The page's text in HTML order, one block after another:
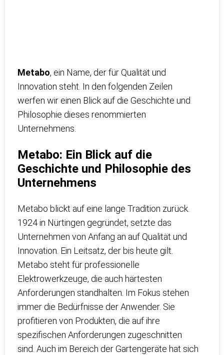
Metabo, ein Name, der für Qualität und
Innovation steht. In den folgenden Zeilen
werfen wir einen Blick auf die Geschichte und
Philosophie dieses renommierten
Unternehmens.
Metabo: Ein Blick auf die
Geschichte und Philosophie des
Unternehmens
Metabo blickt auf eine lange Tradition zurück.
1924 in Nürtingen gegründet, setzte das
Unternehmen von Anfang an auf Qualität und
Innovation. Ein Leitsatz, der bis heute gilt.
Metabo steht für professionelle
Elektrowerkzeuge, die auch härtesten
Anforderungen standhalten. Im Fokus stehen
immer die Bedürfnisse der Anwender. Sie
profitieren von Produkten, die auf ihre
spezifischen Anforderungen zugeschnitten
sind. Auch im Bereich der Gartengeräte hat sich